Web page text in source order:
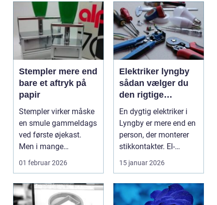
Stempler mere end
bare et aftryk på
papir
Stempler virker måske
en smule gammeldags
ved første øjekast.
Men i mange
virksomheder og også
01 februar 2026
Elektriker lyngby
sådan vælger du
den rigtige
fagmand
En dygtig elektriker i
Lyngby er mere end en
person, der monterer
stikkontakter. El-
installationer e...
15 januar 2026